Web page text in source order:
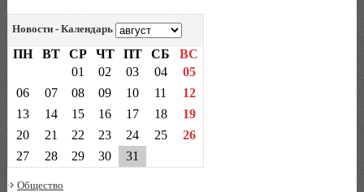
Новости - Календарь
ПН ВТ СР ЧТ ПТ СБ
ВС
01
02 03 04
05
06
07 08 09 10 11
12
13
14 15 16 17 18
19
20
21 22 23 24 25
26
27
28 29 30 31
Общество